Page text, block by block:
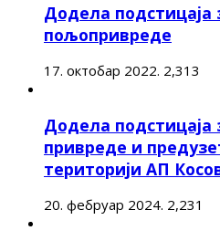
Додела подстицаја
пољопривреде
17. октобар 2022. 2,313
Додела подстицаја
привреде и
територији АП
20. фебруар 2024. 2,231